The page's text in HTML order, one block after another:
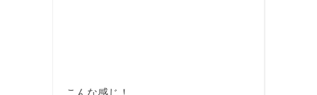
こんな感じ！